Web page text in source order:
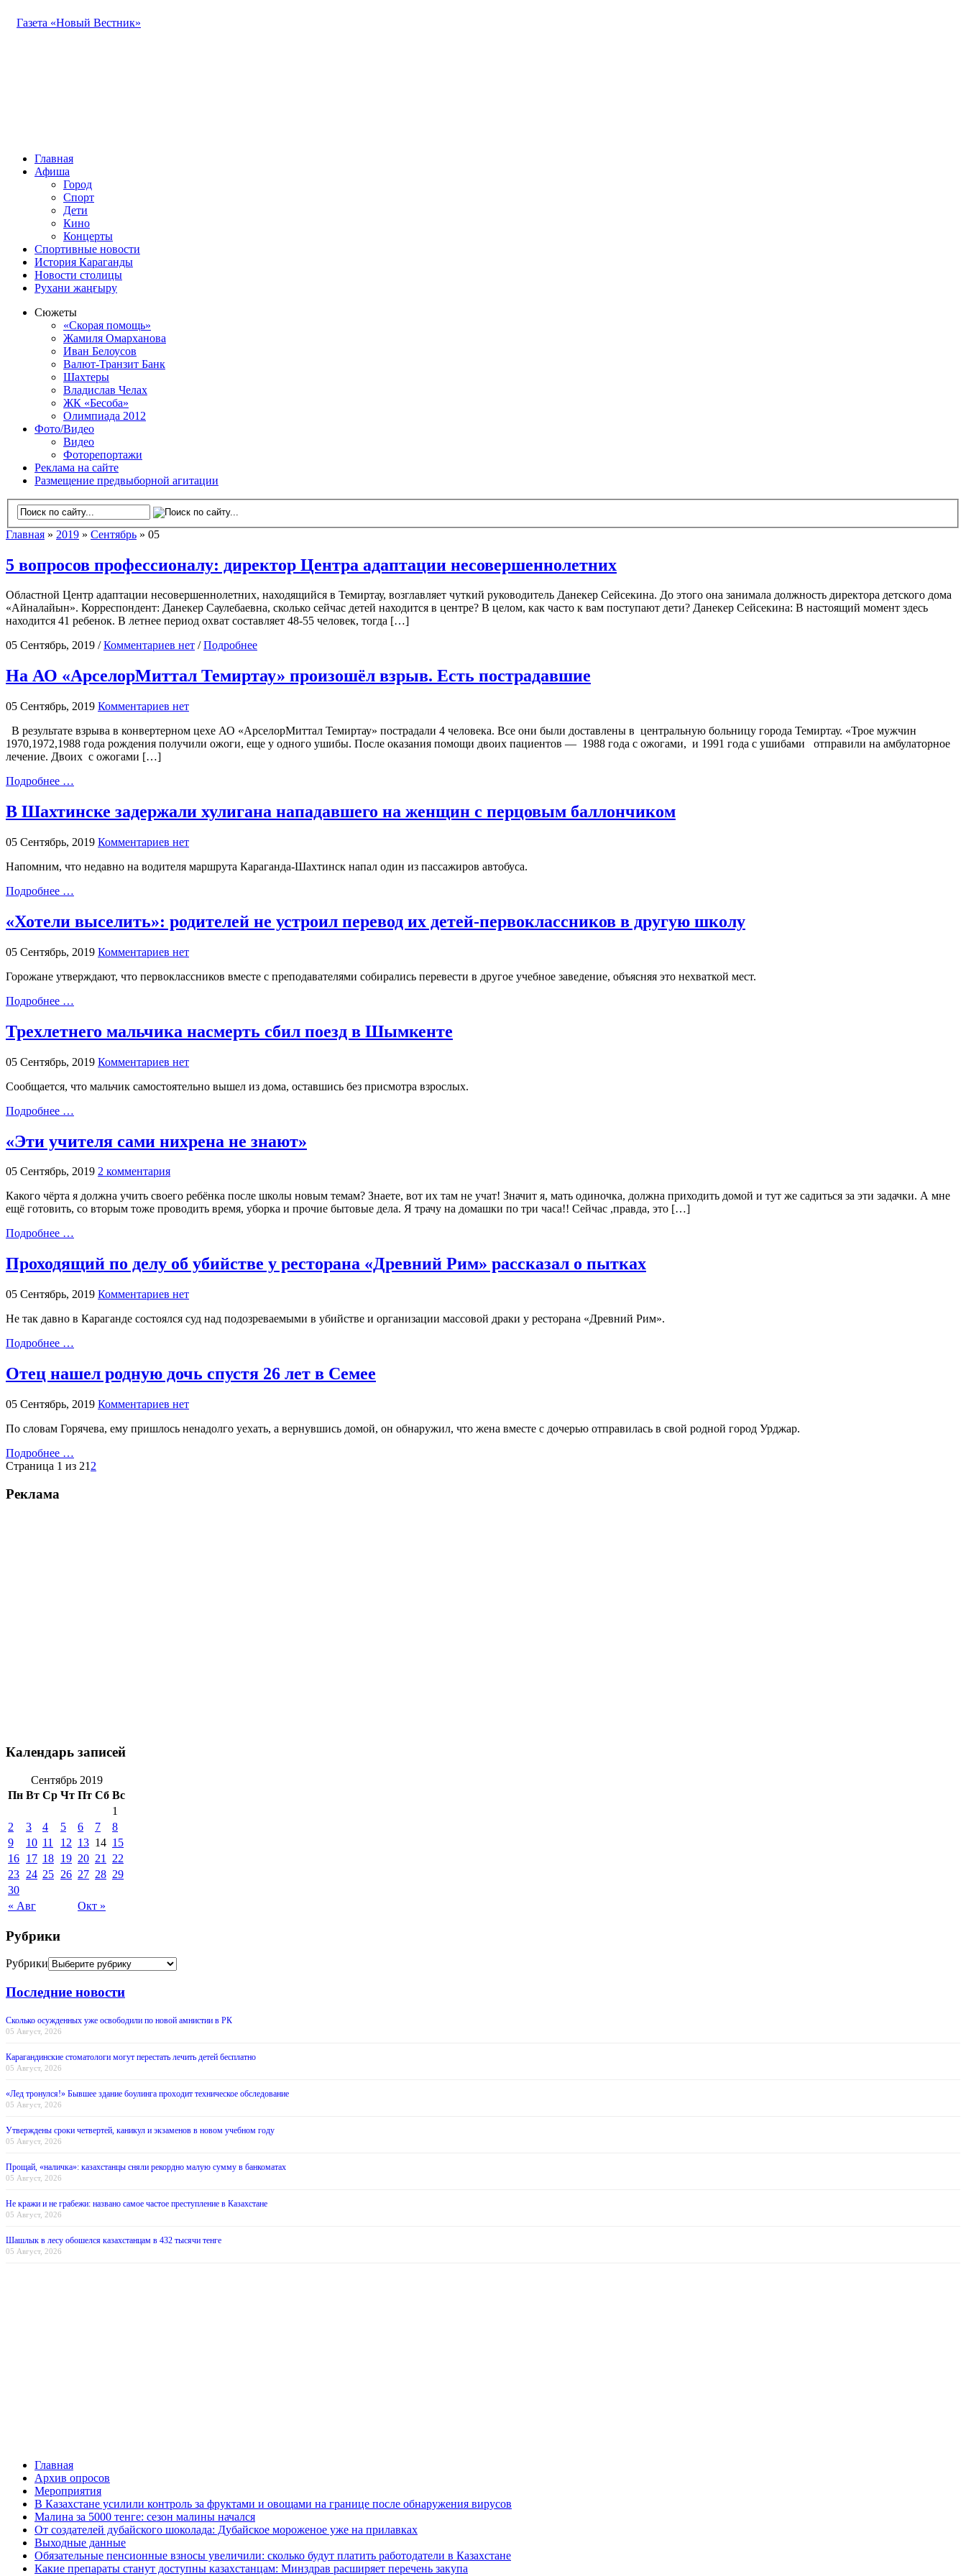
Газета «Новый Вестник»
Главная
Афиша
Город
Спорт
Дети
Кино
Концерты
Спортивные новости
История Караганды
Новости столицы
Рухани жаңғыру
Сюжеты
«Скорая помощь»
Жамиля Омарханова
Иван Белоусов
Валют-Транзит Банк
Шахтеры
Владислав Челах
ЖК «Бесоба»
Олимпиада 2012
Фото/Видео
Видео
Фоторепортажи
Реклама на сайте
Размещение предвыборной агитации
Главная » 2019 » Сентябрь » 05
5 вопросов профессионалу: директор Центра адаптации несовершеннолетних
Областной Центр адаптации несовершеннолетних, находящийся в Темиртау, возглавляет чуткий руководитель Данекер Сейсекина. До этого она занимала должность директора детского дома
«Айналайын». Корреспондент: Данекер Саулебаевна, сколько сейчас детей находится в центре? В целом, как часто к вам поступают дети? Данекер Сейсекина: В настоящий момент здесь
находится 41 ребенок. В летнее период охват составляет 48-55 человек, тогда […]
05 Сентябрь, 2019 /Комментариев нет /Подробнее
На АО «АрселорМиттал Темиртау» произошёл взрыв. Есть пострадавшие
05 Сентябрь, 2019 Комментариев нет
В результате взрыва в конвертерном цехе АО «АрселорМиттал Темиртау» пострадали 4 человека. Все они были доставлены в центральную больницу города Темиртау. «Трое мужчин
1970,1972,1988 года рождения получили ожоги, еще у одного ушибы. После оказания помощи двоих пациентов — 1988 года с ожогами, и 1991 года с ушибами отправили на амбулаторное
лечение. Двоих с ожогами […]
Подробнее …
В Шахтинске задержали хулигана нападавшего на женщин с перцовым баллончиком
05 Сентябрь, 2019 Комментариев нет
Напомним, что недавно на водителя маршрута Караганда-Шахтинск напал один из пассажиров автобуса.
Подробнее …
«Хотели выселить»: родителей не устроил перевод их детей-первоклассников в другую школу
05 Сентябрь, 2019 Комментариев нет
Горожане утверждают, что первоклассников вместе с преподавателями собирались перевести в другое учебное заведение, объясняя это нехваткой мест.
Подробнее …
Трехлетнего мальчика насмерть сбил поезд в Шымкенте
05 Сентябрь, 2019 Комментариев нет
Сообщается, что мальчик самостоятельно вышел из дома, оставшись без присмотра взрослых.
Подробнее …
«Эти учителя сами нихрена не знают»
05 Сентябрь, 2019 2 комментария
Какого чёрта я должна учить своего ребёнка после школы новым темам? Знаете, вот их там не учат! Значит я, мать одиночка, должна приходить домой и тут же садиться за эти задачки. А мне
ещё готовить, со вторым тоже проводить время, уборка и прочие бытовые дела. Я трачу на домашки по три часа!! Сейчас ,правда, это […]
Подробнее …
Проходящий по делу об убийстве у ресторана «Древний Рим» рассказал о пытках
05 Сентябрь, 2019 Комментариев нет
Не так давно в Караганде состоялся суд над подозреваемыми в убийстве и организации массовой драки у ресторана «Древний Рим».
Подробнее …
Отец нашел родную дочь спустя 26 лет в Семее
05 Сентябрь, 2019 Комментариев нет
По словам Горячева, ему пришлось ненадолго уехать, а вернувшись домой, он обнаружил, что жена вместе с дочерью отправилась в свой родной город Урджар.
Подробнее …
Страница 1 из 21 2
Реклама
Календарь записей
Сентябрь 2019
Пн Вт Ср Чт Пт Сб Вс
« Авг Окт »
1
2
3 4 5 6 7
8
9
10 11 12 13 14 15
16 17 18 19 20 21
22
23 24 25 26 27 28 29
30
Рубрики
Рубрики
Последние новости
Сколько осужденных уже освободили по новой амнистии в РК
05 Август, 2026
Карагандинские стоматологи могут перестать лечить детей бесплатно
05 Август, 2026
«Лед тронулся!» Бывшее здание боулинга проходит техническое обследование
05 Август, 2026
Утверждены сроки четвертей, каникул и экзаменов в новом учебном году
05 Август, 2026
Прощай, «наличка»: казахстанцы сняли рекордно малую сумму в банкоматах
05 Август, 2026
Не кражи и не грабежи: названо самое частое преступление в Казахстане
05 Август, 2026
Шашлык в лесу обошелся казахстанцам в 432 тысячи тенге
05 Август, 2026
Главная
Архив опросов
Мероприятия
В Казахстане усилили контроль за фруктами и овощами на границе после обнаружения вирусов
Малина за 5000 тенге: сезон малины начался
От создателей дубайского шоколада: Дубайское мороженое уже на прилавках
Выходные данные
Обязательные пенсионные взносы увеличили: сколько будут платить работодатели в Казахстане
Какие препараты станут доступны казахстанцам: Минздрав расширяет перечень закупа